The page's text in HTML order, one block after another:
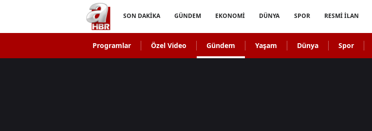
SON DAKİKA GÜNDEM EKONOMİ DÜNYA SPOR RESMİ İLAN
Programlar Özel Video Gündem Yaşam Dünya Spor